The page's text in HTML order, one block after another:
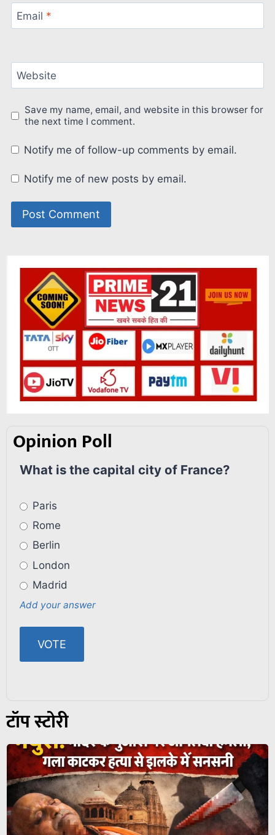
Email *
Website
Save my name, email, and website in this browser for
the next time I comment.
Notify me of follow-up comments by email.
Notify me of new posts by email.
Opinion Poll
What is the capital city of France?
Paris
Rome
Berlin
London
Madrid
Add your answer
टॉप स्टोरी